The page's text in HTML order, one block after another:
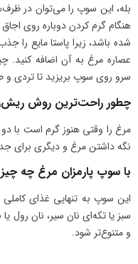
بله، این سوپ را می‌توان در
هنگام گرم کردن دوباره روی
شده باشد، زیرا پاستا مایع را
عصاره مرغ به آن اضافه کنید.
سرو روی سوپ بریزید تا تردی و
چطور راحت‌ترین روش
مرغ را وقتی هنوز گرم است با
نگه داشتن مرغ و دیگری برای
با سوپ پارمزان مرغ چه
این سوپ به تنهایی غذای کاملی
سبز یا تکه‌ای نان سیر، نان رول
و متنوع‌تر شود.